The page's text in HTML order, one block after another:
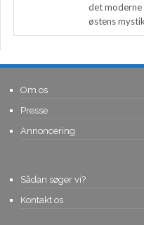
det
østens
Om os
Presse
Annoncering
Sådan søger vi?
Kontakt os